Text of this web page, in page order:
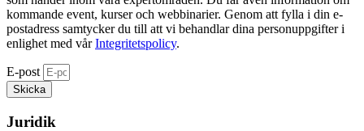
kommande event, kurser och webbinarier. Genom att fylla i din e-
postadress samtycker du till att vi behandlar dina personuppgifter i
enlighet med vårIntegritetspolicy.
E-post
Skicka
Juridik